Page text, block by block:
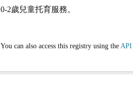
0-2歲兒童托育服務。
You can also access this registry using the